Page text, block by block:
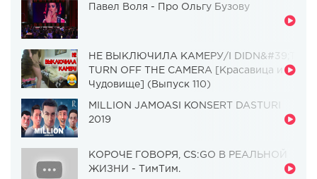
Павел Воля - Про Ольгу Бузову
НЕ ВЫКЛЮЧИЛА КАМЕРУ/I DIDN&#39;T
TURN OFF THE CAMERA [Красавица и
Чудовище] (Выпуск 110)
MILLION JAMOASI KONSERT DASTURI
2019
КОРОЧЕ ГОВОРЯ, CS:GO В РЕАЛЬНОЙ
ЖИЗНИ - ТимТим.